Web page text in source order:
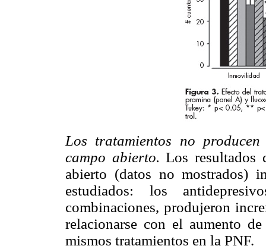
Los tratamientos no
campo abierto. Los resultados
abierto (datos no mostrados)
estudiados: los
combinaciones, produjeron
relacionarse con el aumento
mismos tratamientos en la PNF.